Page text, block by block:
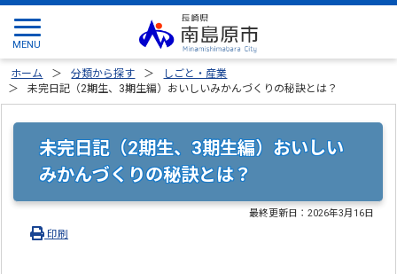
ホーム 分類から探す
しごと・産業
未完日記（2期生、3期生編）おいしいみかんづくりの秘訣とは？
未完日記（2期生、3期生編）おいしい
みかんづくりの秘訣とは？
最終更新日：2026年3月16日
印刷